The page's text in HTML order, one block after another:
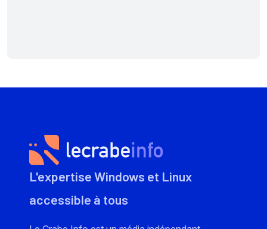
L'expertise Windows et Linux
accessible à tous